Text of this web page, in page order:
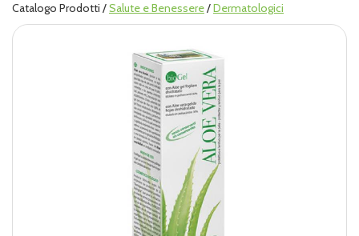
Catalogo Prodotti /Salute e Benessere/Dermatologici